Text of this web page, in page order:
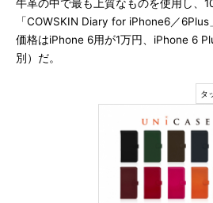
牛革の中で最も上質なものを使用し、
「COWSKIN Diary for iPhone6／6Plus
価格はiPhone 6用が1万円、iPhone 6
別）だ。